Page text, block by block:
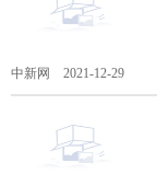
中新网 2021-12-29